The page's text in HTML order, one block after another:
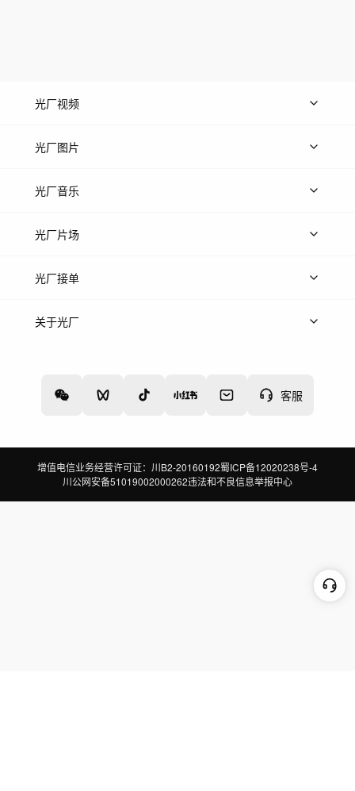
客服
光厂视频
上传视频
光厂图片
上传图片
光厂音乐
热门音乐
光厂片场
上传案例
光厂接单
上架服务
关于光厂
增值电信业务经营许可证：川B2-20160192蜀ICP备12020238号-4
川公网安备51019002000262违法和不良信息举报中心